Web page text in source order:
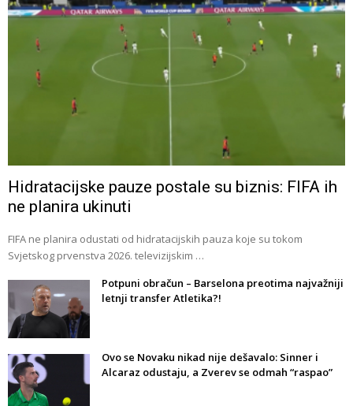
Hidratacijske pauze postale su biznis: FIFA ih
ne planira ukinuti
FIFA ne planira odustati od hidratacijskih pauza koje su tokom
Svjetskog prvenstva 2026. televizijskim …
Potpuni obračun – Barselona preotima najvažniji
letnji transfer Atletika?!
Ovo se Novaku nikad nije dešavalo: Sinner i
Alcaraz odustaju, a Zverev se odmah “raspao”